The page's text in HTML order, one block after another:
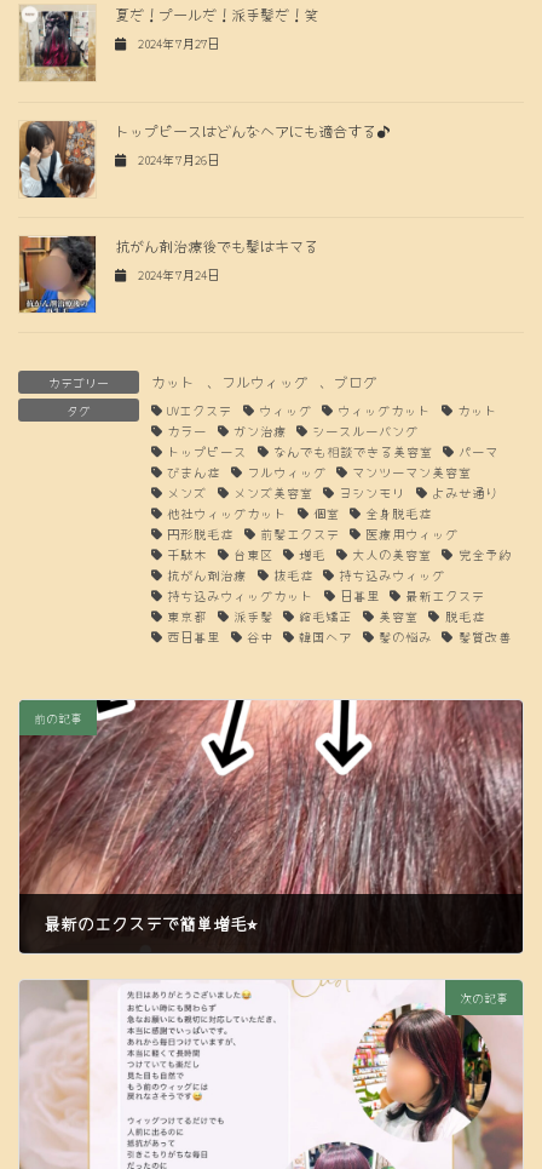
夏だ！プールだ！派手髪だ！笑
2024年7月27日
トップピースはどんなヘアにも適合する♪
2024年7月26日
抗がん剤治療後でも髪はキマる
2024年7月24日
カテゴリー カット 、 フルウィッグ 、 ブログ
タグ UVエクステ ウィッグ ウィッグカット
カット
カラー
ガン治療
シースルーバング
トップピース
なんでも相談できる美容室
パーマ
びまん症
フルウィッグ
マンツーマン美容室
メンズ
メンズ美容室 ヨシンモリ
よみせ通り
他社ウィッグカット
個室
全身脱毛症
円形脱毛症
前髪エクステ
医療用ウィッグ
千駄木
台東区 増毛 大人の美容室
完全予約
抗がん剤治療
抜毛症
持ち込みウィッグ
持ち込みウィッグカット
日暮里
最新エクステ
東京都
派手髪 縮毛矯正 美容室
脱毛症
西日暮里
谷中 韓国ヘア 髪の悩み 髪質改善
前の記事
最新のエクステで簡単増毛⭐︎
次の記事